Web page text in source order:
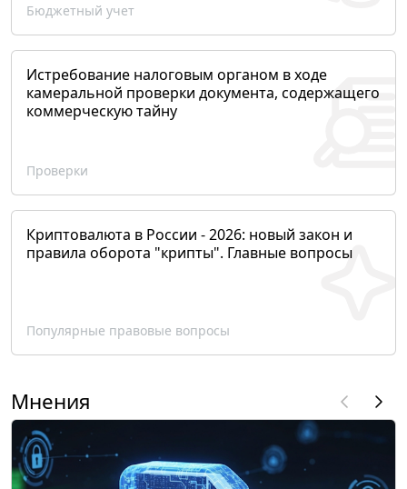
Бюджетный учет
Истребование налоговым органом в ходе
камеральной проверки документа, содержащего
коммерческую тайну
Проверки
Криптовалюта в России - 2026: новый закон и
правила оборота "крипты". Главные вопросы
Популярные правовые вопросы
Мнения